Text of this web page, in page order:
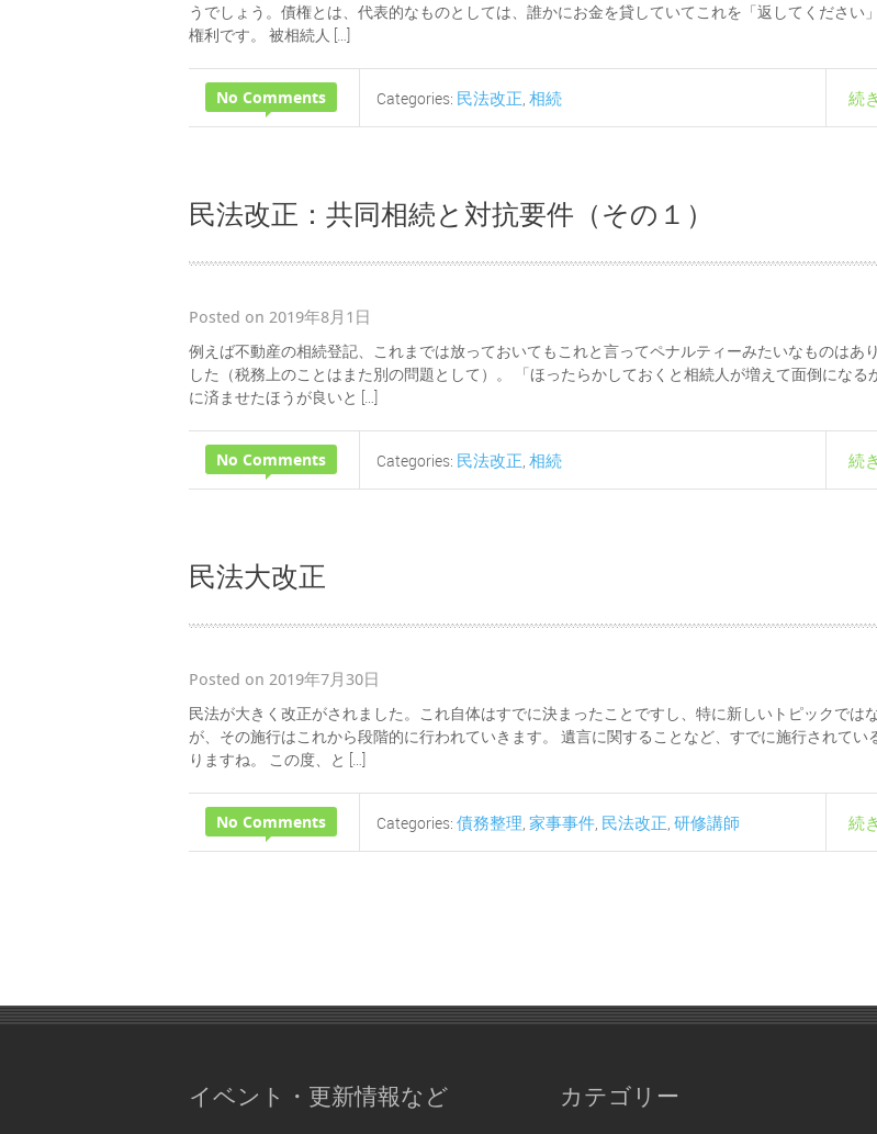
うでしょう。債権とは、代表的なものとしては、誰かにお金を貸していてこれを「返してください
権利です。 被相続人 […]
No Comments 続
Categories: 民法改正, 相続
民法改正：共同相続と対抗要件（その１）
Posted on 2019年8月1日
例えば不動産の相続登記、これまでは放っておいてもこれと言ってペナルティーみたいなものはあ
した（税務上のことはまた別の問題として）。 「ほったらかしておくと相続人が増えて面倒になる
に済ませたほうが良いと […]
No Comments 続
Categories: 民法改正, 相続
民法大改正
Posted on 2019年7月30日
民法が大きく改正がされました。これ自体はすでに決まったことですし、特に新しいトピックでは
が、その施行はこれから段階的に行われていきます。 遺言に関することなど、すでに施行されてい
りますね。 この度、と […]
No Comments 続
Categories: 債務整理, 家事事件, 民法改正, 研修講師
イベント・更新情報など カテゴリー